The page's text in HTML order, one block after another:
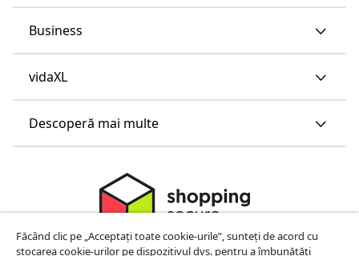
Business
vidaXL
Descoperă mai multe
Făcând clic pe „Acceptați toate cookie-urile”, sunteți de acord cu
stocarea cookie-urilor pe dispozitivul dvs. pentru a îmbunătăți